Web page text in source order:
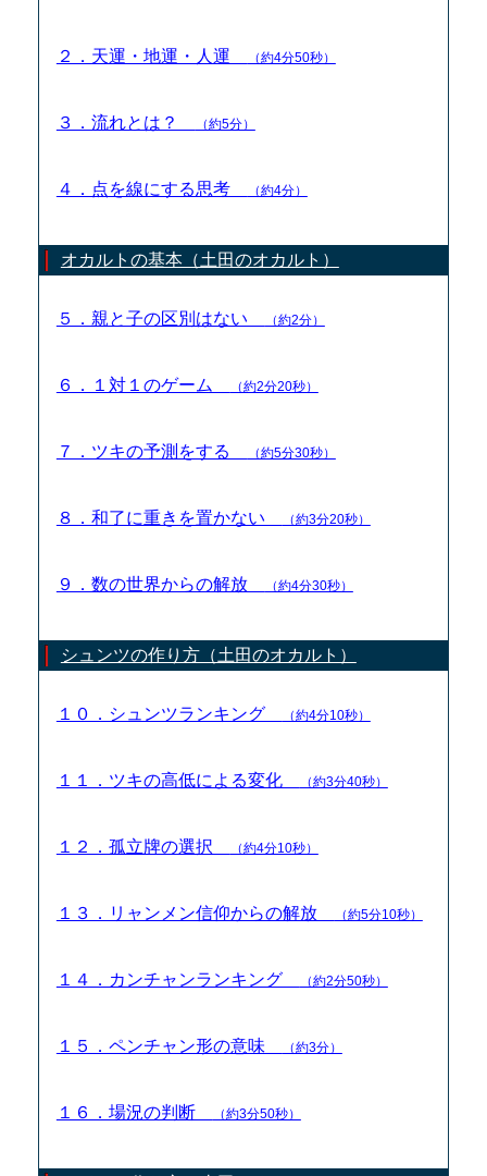
２．天運・地運・人運 （約4分50秒）
３．流れとは？ （約5分）
４．点を線にする思考 （約4分）
オカルトの基本（土田のオカルト）
５．親と子の区別はない （約2分）
６．１対１のゲーム （約2分20秒）
７．ツキの予測をする （約5分30秒）
８．和了に重きを置かない （約3分20秒）
９．数の世界からの解放 （約4分30秒）
シュンツの作り方（土田のオカルト）
１０．シュンツランキング （約4分10秒）
１１．ツキの高低による変化 （約3分40秒）
１２．孤立牌の選択 （約4分10秒）
１３．リャンメン信仰からの解放 （約5分10秒）
１４．カンチャンランキング （約2分50秒）
１５．ペンチャン形の意味 （約3分）
１６．場況の判断 （約3分50秒）